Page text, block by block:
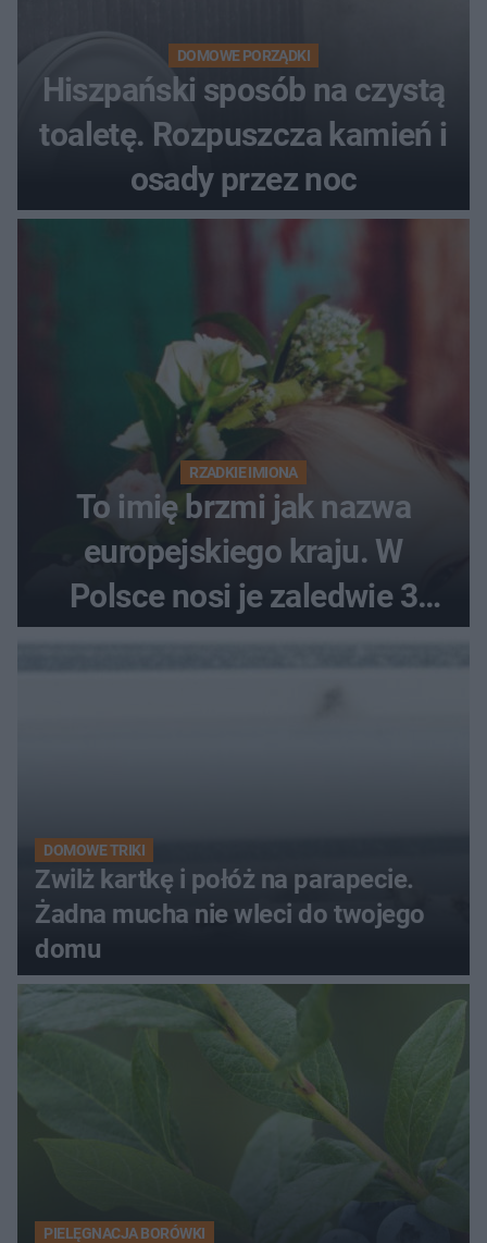
DOMOWE PORZĄDKI
Hiszpański sposób na czystą
toaletę. Rozpuszcza kamień i
osady przez noc
RZADKIE IMIONA
To imię brzmi jak nazwa
europejskiego kraju. W
Polsce nosi je zaledwie 3
kobiety
DOMOWE TRIKI
Zwilż kartkę i połóż na parapecie.
Żadna mucha nie wleci do twojego
domu
PIELĘGNACJA BORÓWKI